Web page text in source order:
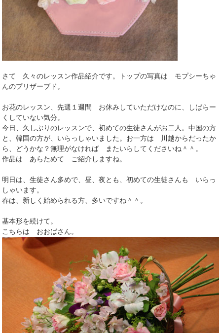
さて 久々のレッスン作品紹介です。トップの写真は モプシーちゃ
んのプリザーブド。
お花のレッスン、先週１週間 お休みしていただけなのに、しばらー
くしていない気分。
今日、久しぶりのレッスンで、初めての生徒さんがお二人。中国の方
と、韓国の方が、いらっしゃいました。お一方は 川越からだったか
ら、どうかな？無理がなければ またいらしてくださいね＾＾。
作品は あらためて ご紹介しますね。
明日は、生徒さん多めで、昼、夜とも、初めての生徒さんも いらっ
しゃいます。
春は、新しく始められる方、多いですね＾＾。
基本形を続けて。
こちらは おおばさん。